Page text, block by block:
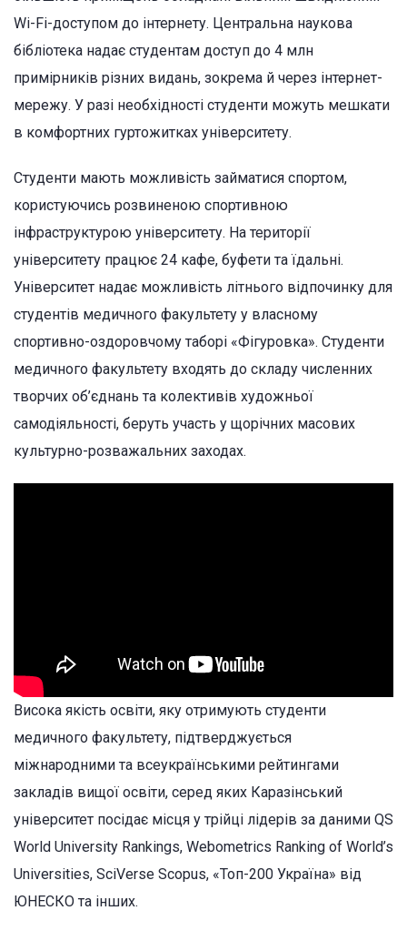
Wi-Fi-доступом до інтернету. Центральна наукова
бібліотека надає студентам доступ до 4 млн
примірників різних видань, зокрема й через інтернет-
мережу. У разі необхідності студенти можуть мешкати
в комфортних гуртожитках університету.
Студенти мають можливість займатися спортом,
користуючись розвиненою спортивною
інфраструктурою університету. На території
університету працює 24 кафе, буфети та їдальні.
Університет надає можливість літнього відпочинку для
студентів медичного факультету у власному
спортивно-оздоровчому таборі «Фігуровка». Студенти
медичного факультету входять до складу численних
творчих об’єднань та колективів художньої
самодіяльності, беруть участь у щорічних масових
культурно-розважальних заходах.
Висока якість освіти, яку отримують студенти
медичного факультету, підтверджується
міжнародними та всеукраїнськими рейтингами
закладів вищої освіти, серед яких Каразінський
університет посідає місця у трійці лідерів за даними QS
World University Rankings, Webometrics Ranking of World’s
Universities, SciVerse Scopus, «Топ-200 Україна» від
ЮНЕСКО та інших.